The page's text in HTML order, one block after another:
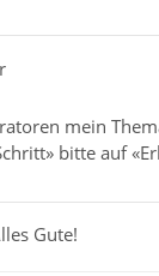
mein
bitte auf
Gute!